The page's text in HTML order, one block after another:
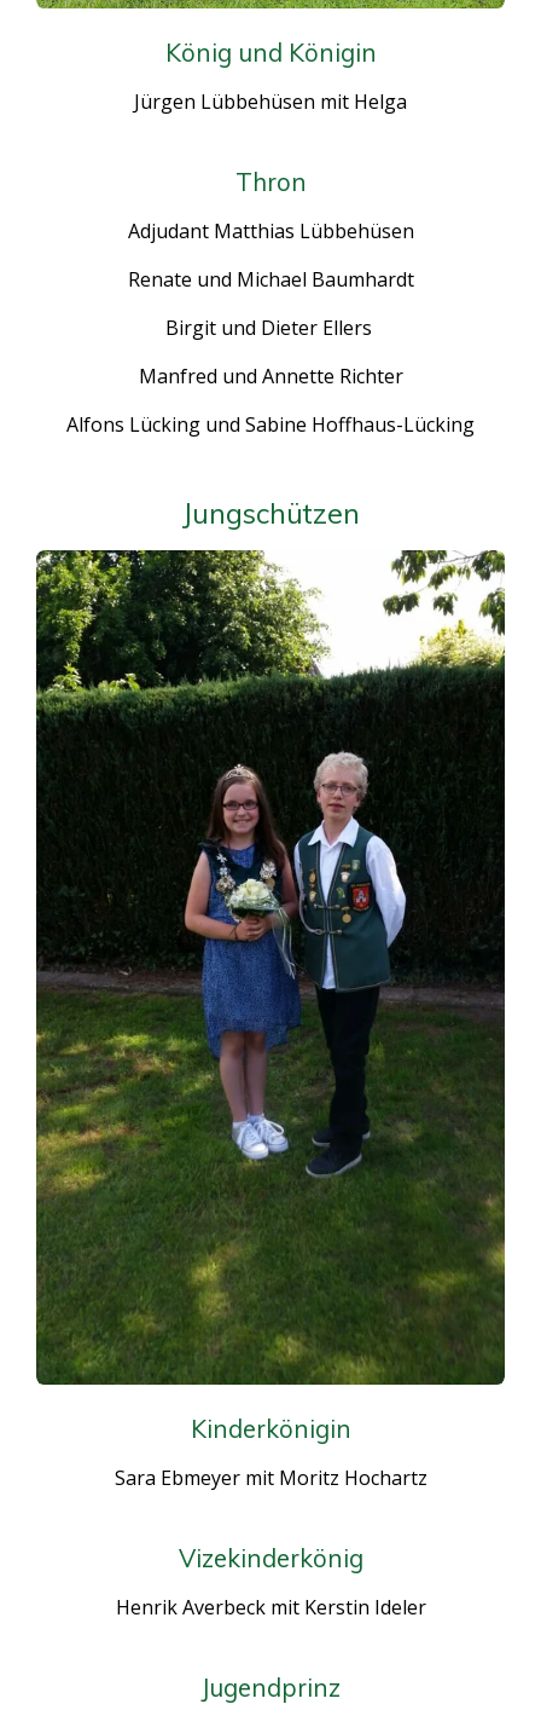
König und Königin
Jürgen Lübbehüsen mit Helga
Thron
Adjudant Matthias Lübbehüsen
Renate und Michael Baumhardt
Birgit und Dieter Ellers
Manfred und Annette Richter
Alfons Lücking und Sabine Hoffhaus-Lücking
Jungschützen
Kinderkönigin
Sara Ebmeyer mit Moritz Hochartz
Vizekinderkönig
Henrik Averbeck mit Kerstin Ideler
Jugendprinz